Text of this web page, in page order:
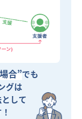
合”でも
グは
して